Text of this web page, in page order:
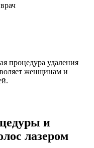
процедура удаления
женщинам и
и
лазером